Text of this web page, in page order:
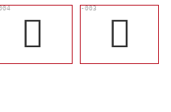
󷸤
󷸣